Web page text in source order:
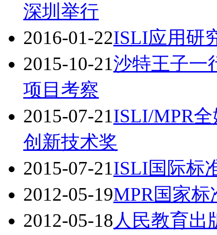
深圳举行
2016-01-22ISLI应用研
2015-10-21沙特王子一
项目考察
2015-07-21 ISLI/MPR
创新技术奖
2015-07-21 ISLI国际标
2012-05-19MPR国家
2012-05-18 人民教育出